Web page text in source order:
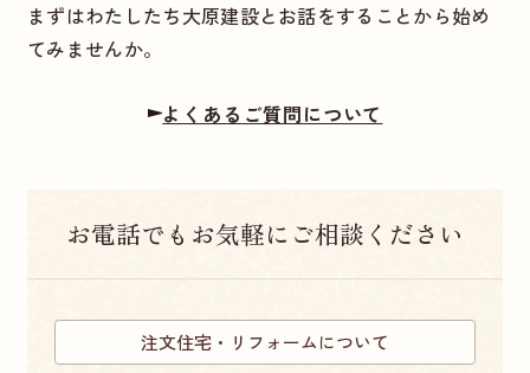
まずはわたしたち大原建設とお話をすることから始め
てみませんか。
よくあるご質問について
お電話でもお気軽にご相談ください
注文住宅・リフォームについて